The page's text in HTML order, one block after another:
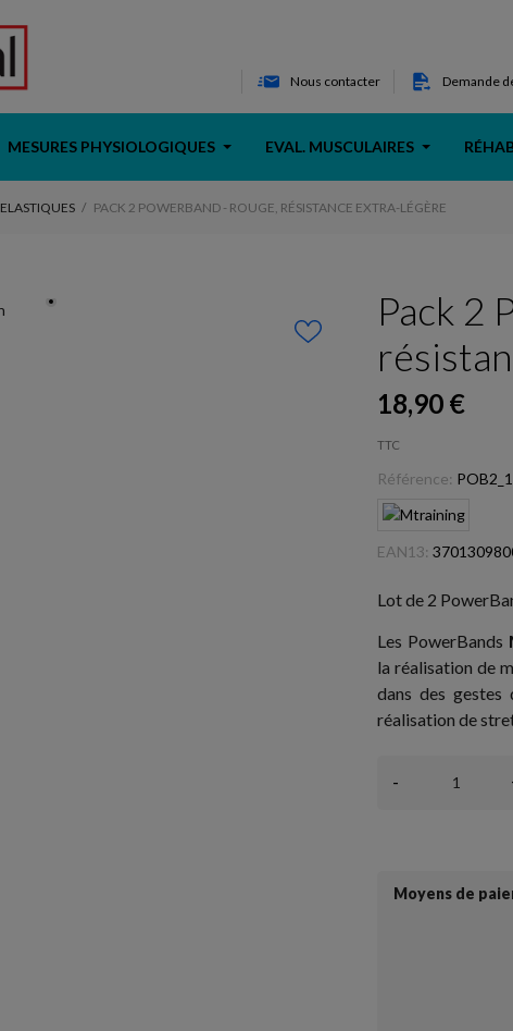
Nous contacter Demande
MESURES PHYSIOLOGIQUES EVAL. MUSCULAIRES
ELASTIQUES PACK 2 POWERBAND - ROUGE, RÉSISTANCE EXTRA-LÉGÈRE
Pack 2
18,90 €
TTC
Référence: POB2_1
EAN13:
Lot de 2
Les PowerBands
la réalisation de
dans des gestes
réalisation de
-
Moyens de